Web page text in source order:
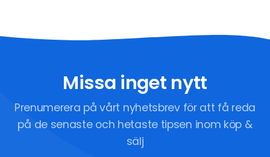
Missa inget nytt
Prenumerera på vårt nyhetsbrev för att få reda
på de senaste och hetaste tipsen inom köp &
sälj